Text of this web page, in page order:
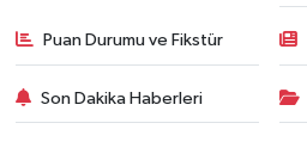
Puan Durumu ve Fikstür
Son Dakika Haberleri